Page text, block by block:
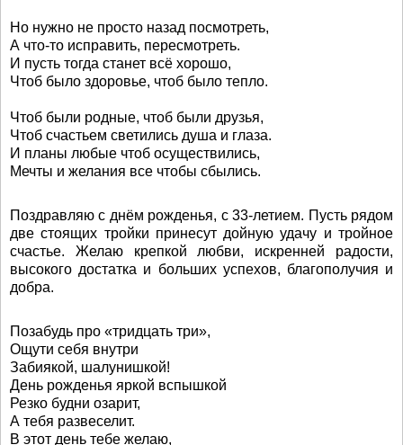
Но нужно не просто назад посмотреть,
А что-то исправить, пересмотреть.
И пусть тогда станет всё хорошо,
Чтоб было здоровье, чтоб было тепло.
Чтоб были родные, чтоб были друзья,
Чтоб счастьем светились душа и глаза.
И планы любые чтоб осуществились,
Мечты и желания все чтобы сбылись.
Поздравляю с днём рожденья, с 33-летием. Пусть рядом
две стоящих тройки принесут дойную удачу и тройное
счастье. Желаю крепкой любви, искренней радости,
высокого достатка и больших успехов, благополучия и
добра.
Позабудь про «тридцать три»,
Ощути себя внутри
Забиякой, шалунишкой!
День рожденья яркой вспышкой
Резко будни озарит,
А тебя развеселит.
В этот день тебе желаю,